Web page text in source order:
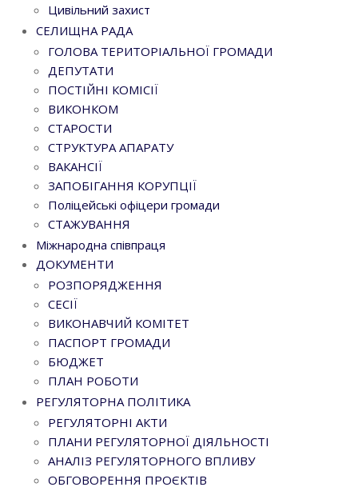
Цивільний захист
СЕЛИЩНА РАДА
ГОЛОВА ТЕРИТОРІАЛЬНОЇ ГРОМАДИ
ДЕПУТАТИ
ПОСТІЙНІ КОМІСІЇ
ВИКОНКОМ
СТАРОСТИ
СТРУКТУРА АПАРАТУ
ВАКАНСІЇ
ЗАПОБІГАННЯ КОРУПЦІЇ
Поліцейські офіцери громади
СТАЖУВАННЯ
Міжнародна співпраця
ДОКУМЕНТИ
РОЗПОРЯДЖЕННЯ
СЕСІЇ
ВИКОНАВЧИЙ КОМІТЕТ
ПАСПОРТ ГРОМАДИ
БЮДЖЕТ
ПЛАН РОБОТИ
РЕГУЛЯТОРНА ПОЛІТИКА
РЕГУЛЯТОРНІ АКТИ
ПЛАНИ РЕГУЛЯТОРНОЇ ДІЯЛЬНОСТІ
АНАЛІЗ РЕГУЛЯТОРНОГО ВПЛИВУ
ОБГОВОРЕННЯ ПРОЄКТІВ